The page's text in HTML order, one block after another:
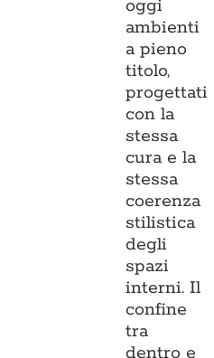
oggi
ambienti
a pieno
titolo,
progettati
con la
stessa
cura e la
stessa
coerenza
stilistica
degli
spazi
interni. Il
confine
tra
dentro e